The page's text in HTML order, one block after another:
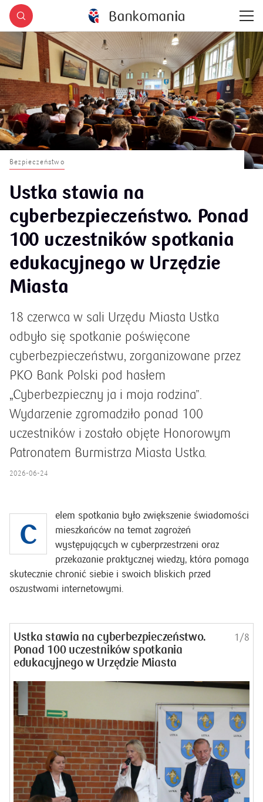
Bezpieczeństwo
Ustka stawia na
cyberbezpieczeństwo. Ponad
100 uczestników spotkania
edukacyjnego w Urzędzie
Miasta
18 czerwca w sali Urzędu Miasta Ustka
odbyło się spotkanie poświęcone
cyberbezpieczeństwu, zorganizowane przez
PKO Bank Polski pod hasłem
„Cyberbezpieczny ja i moja rodzina”.
Wydarzenie zgromadziło ponad 100
uczestników i zostało objęte Honorowym
Patronatem Burmistrza Miasta Ustka.
2026-06-24
C
elem spotkania było zwiększenie świadomości
mieszkańców na temat zagrożeń
występujących w cyberprzestrzeni oraz
przekazanie praktycznej wiedzy, która pomaga
skutecznie chronić siebie i swoich bliskich przed
oszustwami internetowymi.
Ustka stawia na cyberbezpieczeństwo.
Ponad 100 uczestników spotkania
edukacyjnego w Urzędzie Miasta
1/8